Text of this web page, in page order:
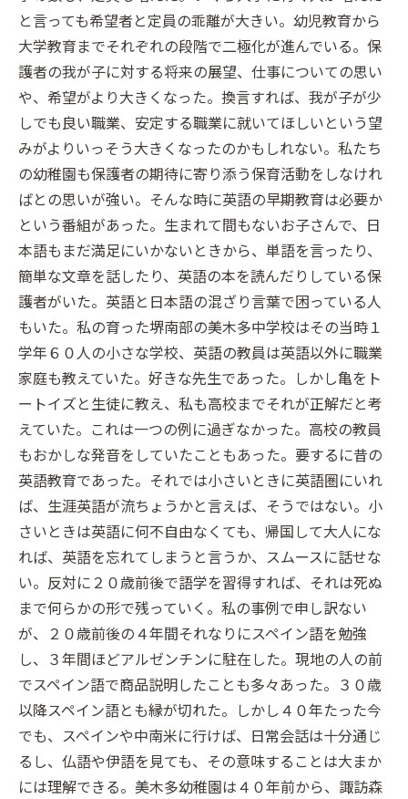
と言っても希望者と定員の乖離が大きい。幼児教育から
大学教育までそれぞれの段階で二極化が進んでいる。保
護者の我が子に対する将来の展望、仕事についての思い
や、希望がより大きくなった。換言すれば、我が子が少
しでも良い職業、安定する職業に就いてほしいという望
みがよりいっそう大きくなったのかもしれない。私たち
の幼稚園も保護者の期待に寄り添う保育活動をしなけれ
ばとの思いが強い。そんな時に英語の早期教育は必要か
という番組があった。生まれて間もないお子さんで、日
本語もまだ満足にいかないときから、単語を言ったり、
簡単な文章を話したり、英語の本を読んだりしている保
護者がいた。英語と日本語の混ざり言葉で困っている人
もいた。私の育った堺南部の美木多中学校はその当時１
学年６０人の小さな学校、英語の教員は英語以外に職業
家庭も教えていた。好きな先生であった。しかし亀をト
ートイズと生徒に教え、私も高校までそれが正解だと考
えていた。これは一つの例に過ぎなかった。高校の教員
もおかしな発音をしていたこともあった。要するに昔の
英語教育であった。それでは小さいときに英語圏にいれ
ば、生涯英語が流ちょうかと言えば、そうではない。小
さいときは英語に何不自由なくても、帰国して大人にな
れば、英語を忘れてしまうと言うか、スムースに話せな
い。反対に２０歳前後で語学を習得すれば、それは死ぬ
まで何らかの形で残っていく。私の事例で申し訳ない
が、２０歳前後の４年間それなりにスペイン語を勉強
し、３年間ほどアルゼンチンに駐在した。現地の人の前
でスペイン語で商品説明したことも多々あった。３０歳
以降スペイン語とも縁が切れた。しかし４０年たった今
でも、スペインや中南米に行けば、日常会話は十分通じ
るし、仏語や伊語を見ても、その意味することは大まか
には理解できる。美木多幼稚園は４０年前から、諏訪森